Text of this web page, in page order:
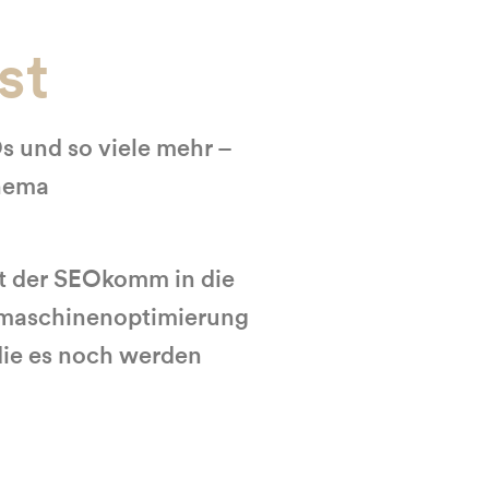
und so viele mehr –
SEOkomm in die
es noch werden